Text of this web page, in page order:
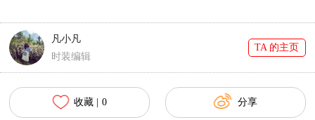
凡小凡
时装编辑
TA 的主页
收藏 | 0 分享